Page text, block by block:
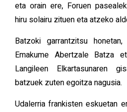
eta orain ere, Foruen
hiru solairu zituen eta atzeko
Batzoki garrantzitsu
Emakume Abertzale Batza
Langileen Elkartasunaren
batzuek zuten egoitza nagusia.
Udalerria frankisten eskuetan